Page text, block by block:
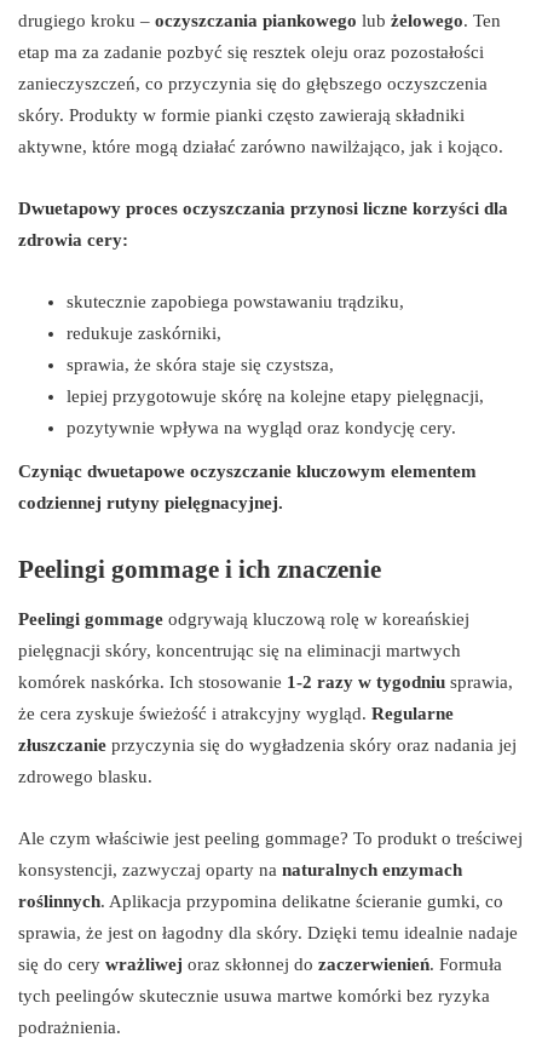
drugiego kroku – oczyszczania piankowego lub żelowego. Ten
etap ma za zadanie pozbyć się resztek oleju oraz pozostałości
zanieczyszczeń, co przyczynia się do głębszego oczyszczenia
skóry. Produkty w formie pianki często zawierają składniki
aktywne, które mogą działać zarówno nawilżająco, jak i kojąco.
Dwuetapowy proces oczyszczania przynosi liczne korzyści dla
zdrowia cery:
skutecznie zapobiega powstawaniu trądziku,
redukuje zaskórniki,
sprawia, że skóra staje się czystsza,
lepiej przygotowuje skórę na kolejne etapy pielęgnacji,
pozytywnie wpływa na wygląd oraz kondycję cery.
Czyniąc dwuetapowe oczyszczanie kluczowym elementem
codziennej rutyny pielęgnacyjnej.
Peelingi gommage i ich znaczenie
Peelingi gommage odgrywają kluczową rolę w koreańskiej
pielęgnacji skóry, koncentrując się na eliminacji martwych
komórek naskórka. Ich stosowanie 1-2 razy w tygodniu sprawia,
że cera zyskuje świeżość i atrakcyjny wygląd. Regularne
złuszczanie przyczynia się do wygładzenia skóry oraz nadania jej
zdrowego blasku.
Ale czym właściwie jest peeling gommage? To produkt o treściwej
konsystencji, zazwyczaj oparty na naturalnych enzymach
roślinnych. Aplikacja przypomina delikatne ścieranie gumki, co
sprawia, że jest on łagodny dla skóry. Dzięki temu idealnie nadaje
się do cery wrażliwej oraz skłonnej do zaczerwienień. Formuła
tych peelingów skutecznie usuwa martwe komórki bez ryzyka
podrażnienia.